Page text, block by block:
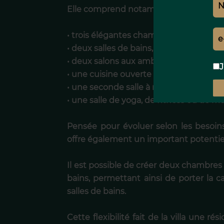
Elle comprend notamment :
• trois élégantes chambres doubles,
• deux salles de bains,
• deux salons aux ambiances
• une cuisine ouverte entièrement
• une seconde salle à manger idéale
• une salle de yoga, de fitness ou de
Pensée pour évoluer selon les
offre également un important
Il est possible de créer deux
bains, permettant ainsi de porter la
salles de bains.
Cette flexibilité fait de la villa une